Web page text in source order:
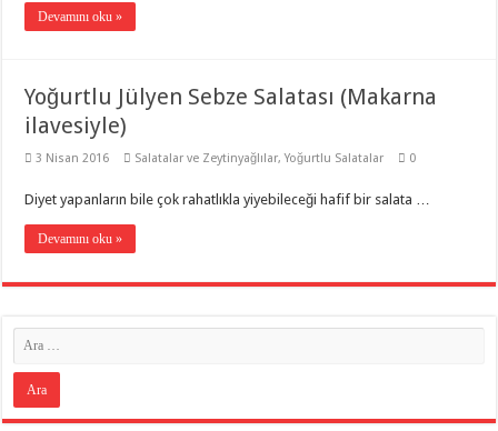
Devamını oku »
Yoğurtlu Jülyen Sebze Salatası (Makarna
ilavesiyle)
3 Nisan 2016 Salatalar ve Zeytinyağlılar,Yoğurtlu Salatalar 0
Diyet yapanların bile çok rahatlıkla yiyebileceği hafif bir salata …
Devamını oku »